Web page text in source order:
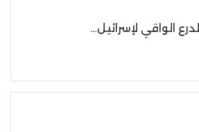
الدرع الواقي لإسرائيل…